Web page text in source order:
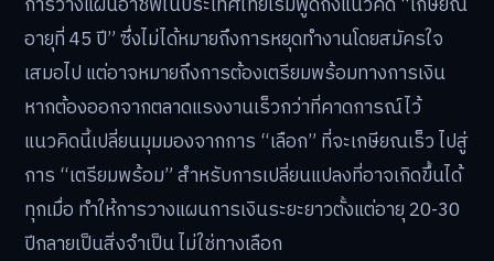
อายุที่ 45 ปี” ซึ่งไม่ได้หมายถึงการหยุดทำงานโดยสมัครใจ
เสมอไป แต่อาจหมายถึงการต้องเตรียมพร้อมทางการเงิน
หากต้องออกจากตลาดแรงงานเร็วกว่าที่คาดการณ์ไว้
แนวคิดนี้เปลี่ยนมุมมองจากการ “เลือก” ที่จะเกษียณเร็ว ไปสู่
การ “เตรียมพร้อม” สำหรับการเปลี่ยนแปลงที่อาจเกิดขึ้นได้
ทุกเมื่อ ทำให้การวางแผนการเงินระยะยาวตั้งแต่อายุ 20-30
ปีกลายเป็นสิ่งจำเป็น ไม่ใช่ทางเลือก